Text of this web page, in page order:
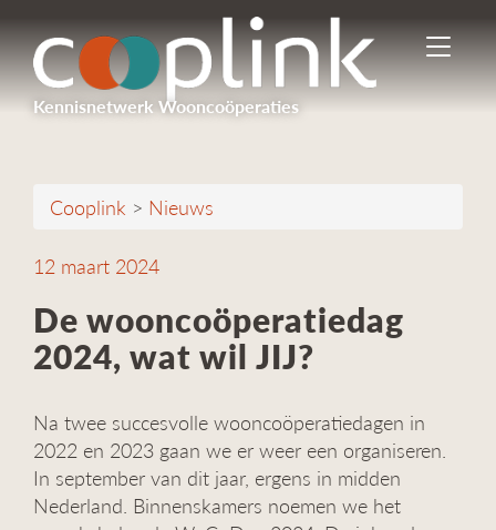
Kennisnetwerk Wooncoöperaties
I
n
-
a
Cooplink > Nieuws
12 maart 2024
De wooncoöperatiedag
2024, wat wil JIJ?
Na twee succesvolle wooncoöperatiedagen in
2022 en 2023 gaan we er weer een organiseren.
In september van dit jaar, ergens in midden
Nederland. Binnenskamers noemen we het